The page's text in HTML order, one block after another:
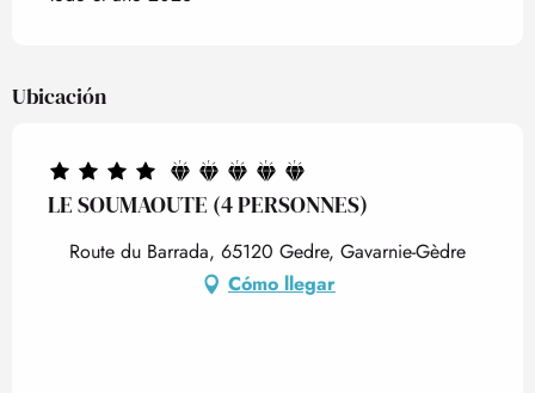
Ubicación
LE SOUMAOUTE (4 PERSONNES)
Route du Barrada, 65120 Gedre, Gavarnie-Gèdre
Cómo llegar